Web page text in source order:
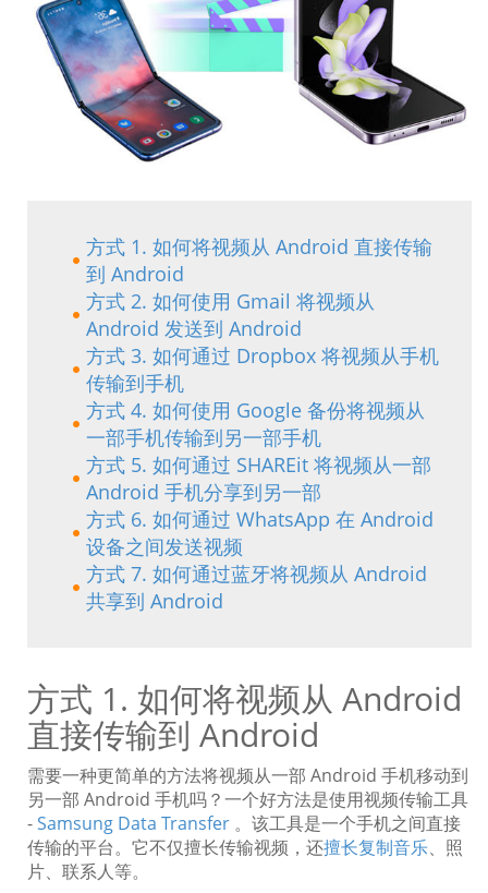
方式 1. 如何将视频从 Android 直接传输
到 Android
方式 2. 如何使用 Gmail 将视频从
Android 发送到 Android
方式 3. 如何通过 Dropbox 将视频从手机
传输到手机
方式 4. 如何使用 Google 备份将视频从
一部手机传输到另一部手机
方式 5. 如何通过 SHAREit 将视频从一部
Android 手机分享到另一部
方式 6. 如何通过 WhatsApp 在 Android
设备之间发送视频
方式 7. 如何通过蓝牙将视频从 Android
共享到 Android
方式 1. 如何将视频从 Android
直接传输到 Android
需要一种更简单的方法将视频从一部 Android 手机移动到
另一部 Android 手机吗？一个好方法是使用视频传输工具
-Samsung Data Transfer 。该工具是一个手机之间直接
传输的平台。它不仅擅长传输视频，还擅长复制音乐、照
片、联系人等。